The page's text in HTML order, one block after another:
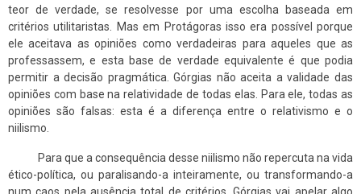
teor de verdade, se resolvesse por uma escolha baseada em
critérios utilitaristas. Mas em Protágoras isso era possível porque
ele aceitava as opiniões como verdadeiras para aqueles que as
professassem, e esta base de verdade equivalente é que podia
permitir a decisão pragmática. Górgias não aceita a validade das
opiniões com base na relatividade de todas elas. Para ele, todas as
opiniões são falsas: esta é a diferença entre o relativismo e o
niilismo.
Para que a consequência desse niilismo não repercuta na vida
ético-política, ou paralisando-a inteiramente, ou transformando-a
num caos pela ausência total de critérios, Górgias vai apelar algo